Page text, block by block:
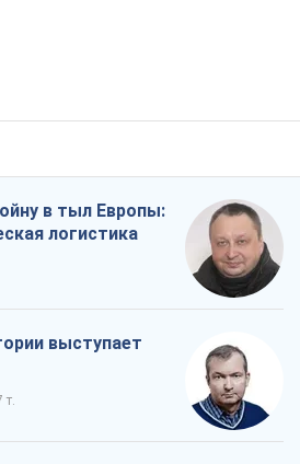
в тыл Европы:
логистика
выступает
т.